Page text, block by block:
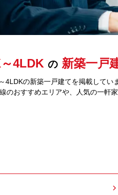
4LDK の 新築一戸
の新築一戸建てを掲載していま
おすすめエリアや、人気の一軒家